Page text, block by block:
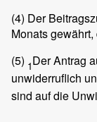
(4) Der
Monats
(5) 1Der Antrag
unwiderruflich
sind auf die